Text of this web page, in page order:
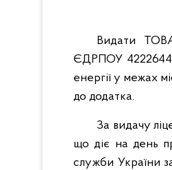
Видати
ЄДРПОУ
енергії у межах
до додатка.
За видачу
що діє на день
служби України